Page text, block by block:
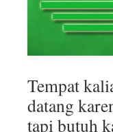
Tempat
datang
tapi butuh